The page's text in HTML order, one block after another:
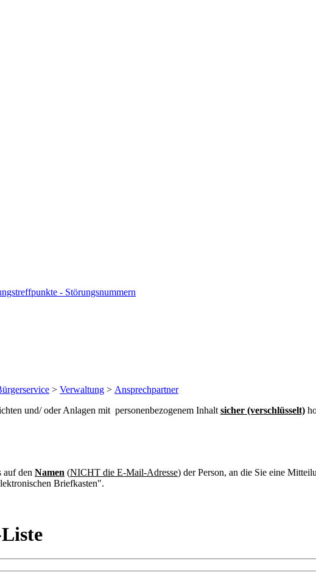
- Störungsnummern
> Verwaltung > Ansprechpartner
und/ oder Anlagen mit personenbezogenem Inhalt sicher (verschlüsselt)
auf den Namen (NICHT die E-Mail-Adresse) der Person, an die Sie eine
Briefkasten".